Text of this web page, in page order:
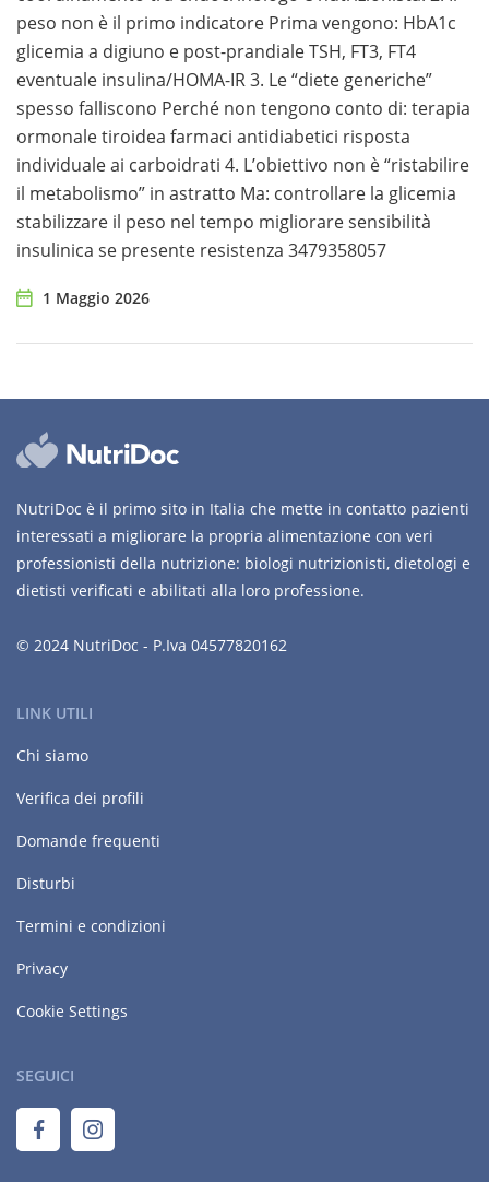
peso non è il primo indicatore Prima vengono: HbA1c
glicemia a digiuno e post-prandiale TSH, FT3, FT4
eventuale insulina/HOMA-IR 3. Le “diete generiche”
spesso falliscono Perché non tengono conto di: terapia
ormonale tiroidea farmaci antidiabetici risposta
individuale ai carboidrati 4. L’obiettivo non è “ristabilire
il metabolismo” in astratto Ma: controllare la glicemia
stabilizzare il peso nel tempo migliorare sensibilità
insulinica se presente resistenza 3479358057
1 Maggio 2026
NutriDoc è il primo sito in Italia che mette in contatto pazienti
interessati a migliorare la propria alimentazione con veri
professionisti della nutrizione: biologi nutrizionisti, dietologi e
dietisti verificati e abilitati alla loro professione.
© 2024 NutriDoc - P.Iva 04577820162
LINK UTILI
Chi siamo
Verifica dei profili
Domande frequenti
Disturbi
Termini e condizioni
Privacy
Cookie Settings
SEGUICI